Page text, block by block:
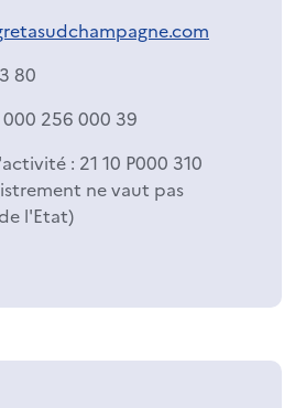
80
000 256 000 39
: 21 10 P000 310
ne vaut pas
l'Etat)